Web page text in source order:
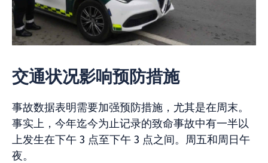
交通状况影响预防措施
事故数据表明需要加强预防措施，尤其是在周末。
事实上，今年迄今为止记录的致命事故中有一半以
上发生在下午 3 点至下午 3 点之间。周五和周日午
夜。